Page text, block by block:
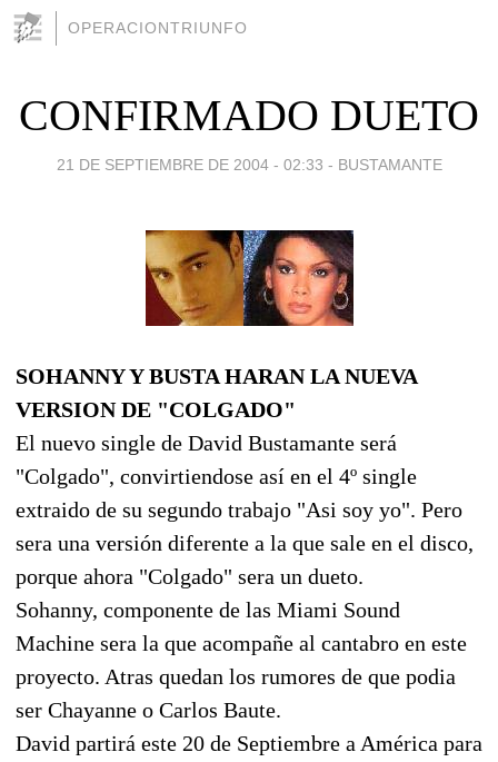
OPERACIONTRIUNFO
CONFIRMADO DUETO
21 DE SEPTIEMBRE DE 2004 - 02:33 - BUSTAMANTE
SOHANNY Y BUSTA HARAN LA NUEVA
VERSION DE "COLGADO"
El nuevo single de David Bustamante será
"Colgado", convirtiendose así en el 4º single
extraido de su segundo trabajo "Asi soy yo". Pero
sera una versión diferente a la que sale en el disco,
porque ahora "Colgado" sera un dueto.
Sohanny, componente de las Miami Sound
Machine sera la que acompañe al cantabro en este
proyecto. Atras quedan los rumores de que podia
ser Chayanne o Carlos Baute.
David partirá este 20 de Septiembre a América para